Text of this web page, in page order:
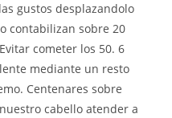
gustos desplazandolo
contabilizan sobre 20
cometer los 50. 6
mediante un resto
Centenares sobre
cabello atender a